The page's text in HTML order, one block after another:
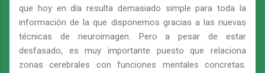
que hoy en día resulta demasiado simple para toda la
información de la que disponemos gracias a las nuevas
técnicas de neuroimagen. Pero a pesar de estar
desfasado, es muy importante puesto que relaciona
zonas cerebrales con funciones mentales concretas.